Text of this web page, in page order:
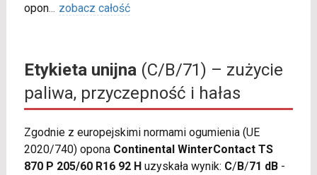
opon... zobacz całość
Etykieta unijna(C/B/71) – zużycie
paliwa, przyczepność i hałas
Zgodnie z europejskimi normami ogumienia (UE
2020/740) opona Continental WinterContact TS
870 P 205/60 R16 92 Huzyskała wynik: C/B/71 dB-